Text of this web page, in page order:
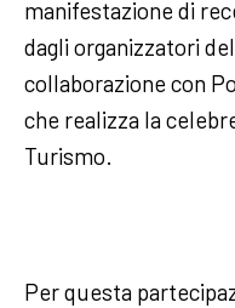
manifestazione di
dagli organizzatori
collaborazione con
che realizza la
Turismo.
Per questa